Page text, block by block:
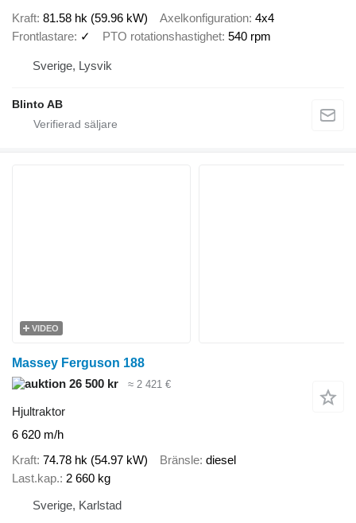
Kraft 81.58 hk (59.96 kW) Axelkonfiguration 4x4
Frontlastare ✓ PTO rotationshastighet 540 rpm
Sverige, Lysvik
Blinto AB
VIDEO
Massey Ferguson 188
26 500 kr
≈ 2 421 €
Hjultraktor
6 620 m/h
Kraft 74.78 hk (54.97 kW) Bränsle diesel
Last.kap. 2 660 kg
Sverige, Karlstad